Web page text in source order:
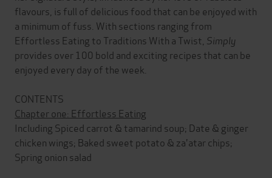
flavours, is full of delicious food that can be enjoyed with
a minimum of fuss. With sections ranging from
Effortless Eating to Traditions With a Twist, Simply
provides over 100 bold and exciting recipes that can be
enjoyed every day of the week.
CONTENTS
Chapter one: Effortless Eating
Including Spiced carrot & tamarind soup; Date & ginger
chicken wings; Baked sweet potato & za'atar chips;
Spring onion salad